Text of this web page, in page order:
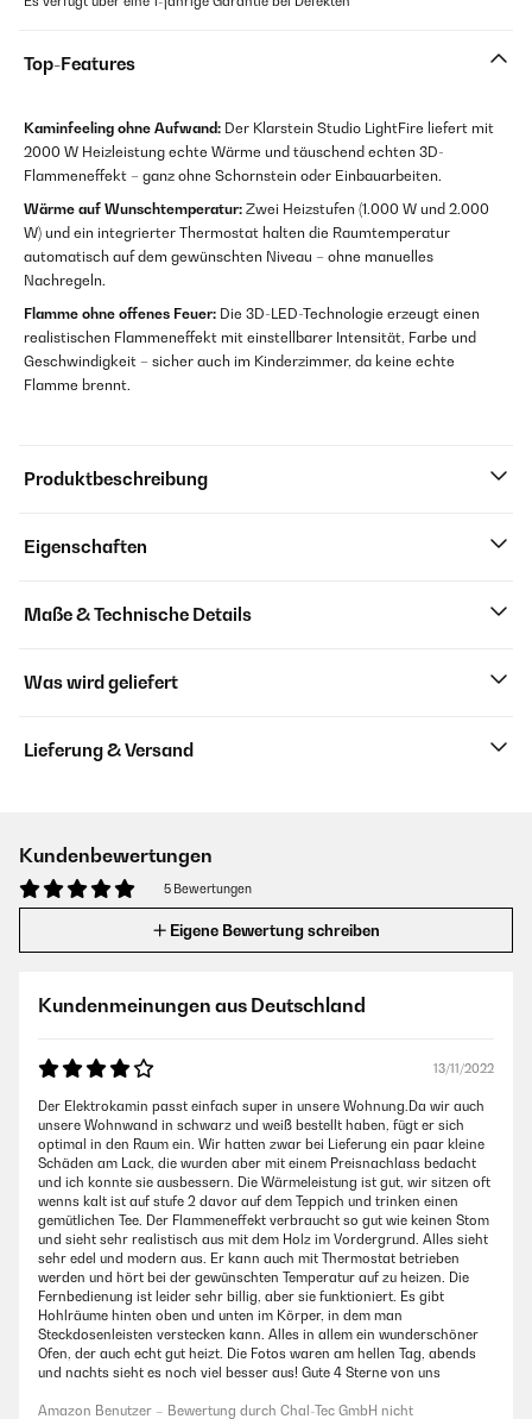
Top-Features
Kaminfeeling ohne Aufwand: Der Klarstein Studio LightFire liefert mit
2000 W Heizleistung echte Wärme und täuschend echten 3D-
Flammeneffekt – ganz ohne Schornstein oder Einbauarbeiten.
Wärme auf Wunschtemperatur: Zwei Heizstufen (1.000 W und 2.000
W) und ein integrierter Thermostat halten die Raumtemperatur
automatisch auf dem gewünschten Niveau – ohne manuelles
Nachregeln.
Flamme ohne offenes Feuer: Die 3D-LED-Technologie erzeugt einen
realistischen Flammeneffekt mit einstellbarer Intensität, Farbe und
Geschwindigkeit – sicher auch im Kinderzimmer, da keine echte
Flamme brennt.
Produktbeschreibung
Eigenschaften
Maße & Technische Details
Was wird geliefert
Lieferung & Versand
Kundenbewertungen
5 Bewertungen
Eigene Bewertung schreiben
Kundenmeinungen aus Deutschland
13/11/2022
Der Elektrokamin passt einfach super in unsere Wohnung.Da wir auch
unsere Wohnwand in schwarz und weiß bestellt haben, fügt er sich
optimal in den Raum ein. Wir hatten zwar bei Lieferung ein paar kleine
Schäden am Lack, die wurden aber mit einem Preisnachlass bedacht
und ich konnte sie ausbessern. Die Wärmeleistung ist gut, wir sitzen oft
wenns kalt ist auf stufe 2 davor auf dem Teppich und trinken einen
gemütlichen Tee. Der Flammeneffekt verbraucht so gut wie keinen Stom
und sieht sehr realistisch aus mit dem Holz im Vordergrund. Alles sieht
sehr edel und modern aus. Er kann auch mit Thermostat betrieben
werden und hört bei der gewünschten Temperatur auf zu heizen. Die
Fernbedienung ist leider sehr billig, aber sie funktioniert. Es gibt
Hohlräume hinten oben und unten im Körper, in dem man
Steckdosenleisten verstecken kann. Alles in allem ein wunderschöner
Ofen, der auch echt gut heizt. Die Fotos waren am hellen Tag, abends
und nachts sieht es noch viel besser aus! Gute 4 Sterne von uns
Amazon Benutzer – Bewertung durch Chal-Tec GmbH nicht